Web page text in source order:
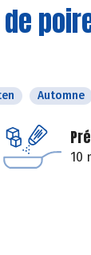
de
Automne
10